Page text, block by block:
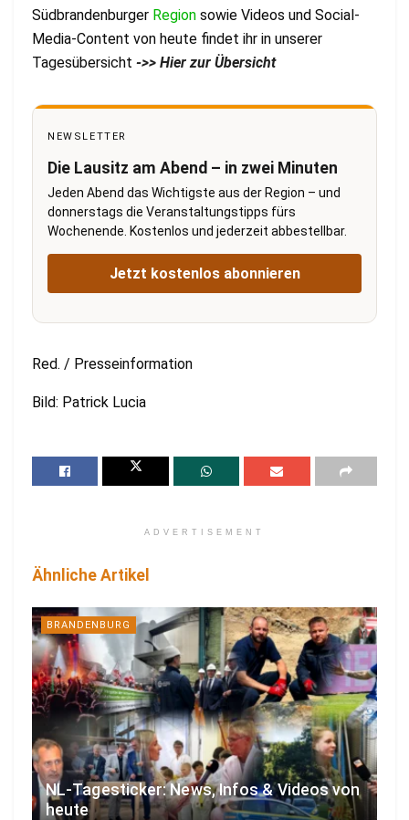
Südbrandenburger Region sowie Videos und Social-
Media-Content von heute findet ihr in unserer
Tagesübersicht ->> Hier zur Übersicht
NEWSLETTER
Die Lausitz am Abend – in zwei Minuten
Jeden Abend das Wichtigste aus der Region – und
donnerstags die Veranstaltungstipps fürs
Wochenende. Kostenlos und jederzeit abbestellbar.
Jetzt kostenlos abonnieren
Red. / Presseinformation
Bild: Patrick Lucia
ADVERTISEMENT
Ähnliche Artikel
BRANDENBURG
NL-Tagesticker: News, Infos & Videos von
heute